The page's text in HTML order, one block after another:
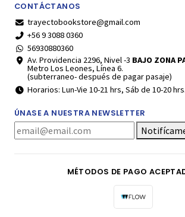
CONTÁCTANOS
trayectobookstore@gmail.com
+56 9 3088 0360
56930880360
Av. Providencia 2296, Nivel -3 BAJO ZONA
Metro Los Leones, Línea 6.
(subterraneo- después de pagar pasaje)
Horarios: Lun-Vie 10-21 hrs, Sáb de 10-20 hrs.
ÚNASE A NUESTRA NEWSLETTER
MÉTODOS DE PAGO